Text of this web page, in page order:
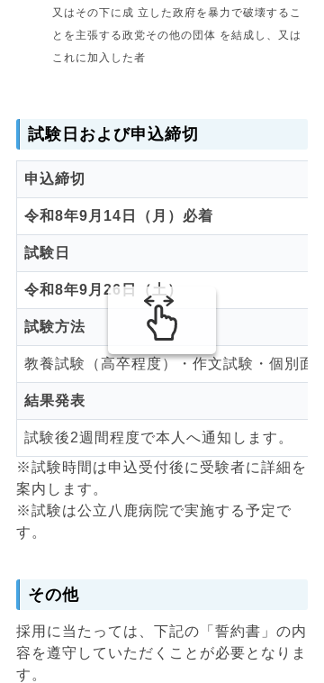
又はその下に成 立した政府を暴力で破壊するこ
とを主張する政党その他の団体 を結成し、又は
これに加入した者
試験日および申込締切
申込締切
令和8年9月14日（月）必着
試験日
令和8年9月26日（土）
試験方法
教養試験（高卒程度）・作文試験・個別面
結果発表
試験後2週間程度で本人へ通知します。
※試験時間は申込受付後に受験者に詳細を
案内します。
※試験は公立八鹿病院で実施する予定で
す。
その他
採用に当たっては、下記の「誓約書」の内
容を遵守していただくことが必要となりま
す。